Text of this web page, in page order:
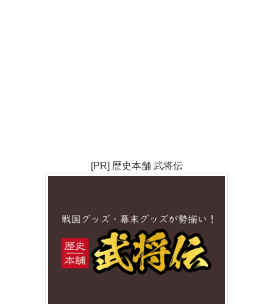
[PR] 歴史本舗 武将伝